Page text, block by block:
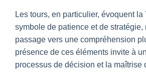
Les tours, en particulier, évoquent la
symbole de patience et de stratégie,
passage vers une compréhension
présence de ces éléments invite à
processus de décision et la maîtrise